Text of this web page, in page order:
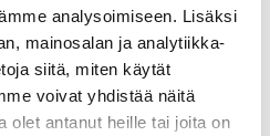
analysoimiseen. Lisäksi
mainosalan ja analytiikka-
siitä, miten käytät
voivat yhdistää näitä
olet antanut heille tai joita on